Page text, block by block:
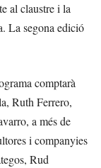
al claustre i la
La segona edició
comptarà
Ruth Ferrero,
a més de
i companyies
Rud